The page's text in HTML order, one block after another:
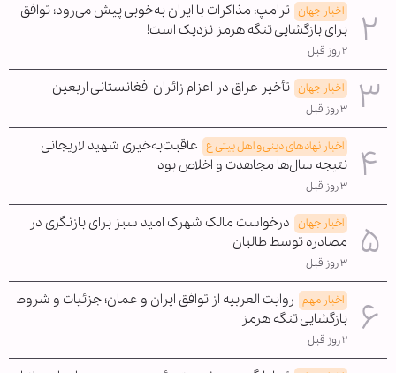
اخبار جهان ترامپ: مذاکرات با ایران به‌خوبی پیش می‌رود؛ توافق
برای بازگشایی تنگه هرمز نزدیک است!
۲ روز قبل
اخبار جهان تأخیر عراق در اعزام زائران افغانستانی اربعین
۳ روز قبل
اخبار نهادهای دینی و اهل بیتی ع عاقبت‌به‌خیری شهید لاریجانی
نتیجه سال‌ها مجاهدت و اخلاص بود
۳ روز قبل
اخبار جهان درخواست مالک شهرک امید سبز برای بازنگری در
مصادره توسط طالبان
۳ روز قبل
اخبار مهم روایت العربیه از توافق ایران و عمان؛ جزئیات و شروط
بازگشایی تنگه هرمز
۲ روز قبل